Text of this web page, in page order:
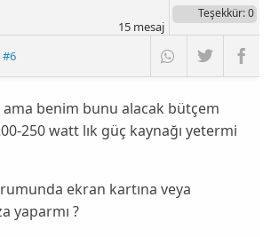
#6
Teşekkür: 0
15mesaj
benim bunu alacak bütçem
250 watt lık güç kaynağı yetermi
ekran kartına veya
yaparmı ?